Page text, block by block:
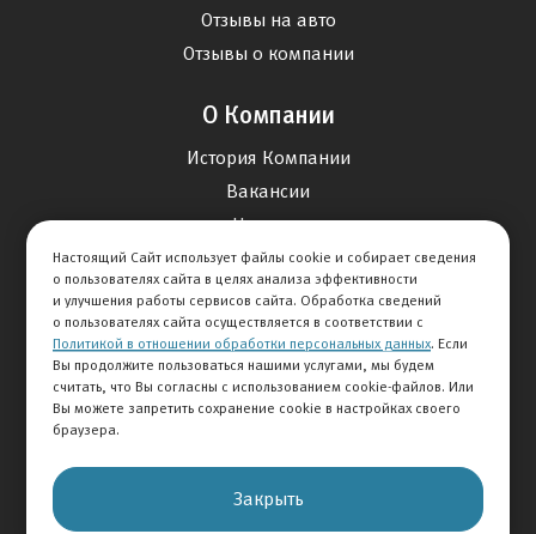
© 2026 АВТОМИР
Отзывы на авто
Отзывы о компании
О Компании
История Компании
Вакансии
Новости
Карта сайта
Контакты
+7 495 292-60-60
Настоящий Сайт использует файлы cookie и собирает сведения
о пользователях сайта в целях анализа эффективности
и улучшения работы сервисов сайта. Обработка сведений
о пользователях сайта осуществляется в соответствии с
Политикой в отношении обработки персональных данных. Если
Вы продолжите пользоваться нашими услугами, мы будем
считать, что Вы согласны с использованием cookie-файлов. Или
Вы можете запретить сохранение cookie в настройках своего
браузера.
Закрыть